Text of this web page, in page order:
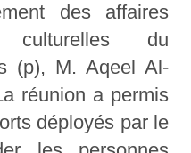
des affaires
culturelles du
(p), M. Aqeel Al-
réunion a permis
déployés par le